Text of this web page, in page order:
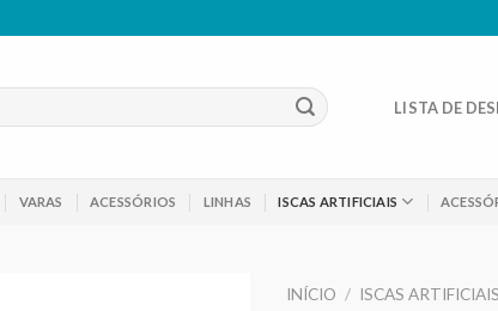
LISTA DE
VARAS ACESSÓRIOS LINHAS ISCAS ARTIFICIAIS
INÍCIO / ISCAS ARTIFICIAIS